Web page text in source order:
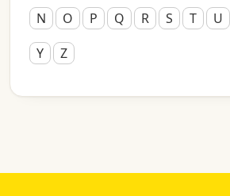
N
O P Q R S T U
Y
Z